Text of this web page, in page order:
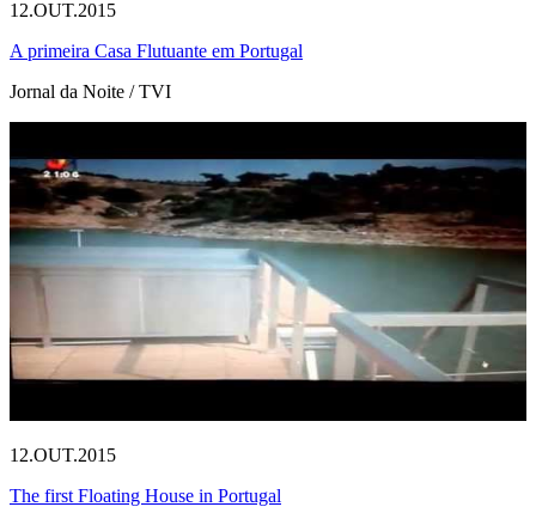
12.OUT.2015
A primeira Casa Flutuante em Portugal
Jornal da Noite / TVI
12.OUT.2015
The first Floating House in Portugal